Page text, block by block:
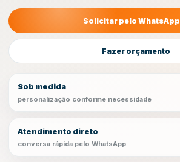
Solicitar pelo WhatsApp
Fazer orçamento
Sob medida
personalização conforme necessidade
Atendimento direto
conversa rápida pelo WhatsApp